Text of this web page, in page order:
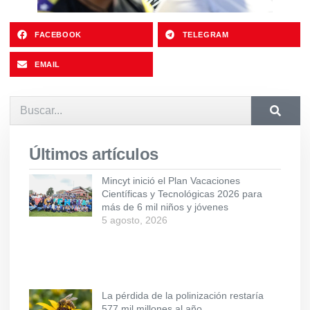
FACEBOOK TELEGRAM
EMAIL
Últimos artículos
Mincyt inició el Plan Vacaciones
Científicas y Tecnológicas 2026 para
más de 6 mil niños y jóvenes
5 agosto, 2026
La pérdida de la polinización restaría